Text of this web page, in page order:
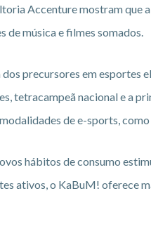
Accenture mostram que
de música e filmes somados.
precursores em esportes
tetracampeã nacional e a
de e-sports, como
hábitos de consumo
ativos, o KaBuM! oferece